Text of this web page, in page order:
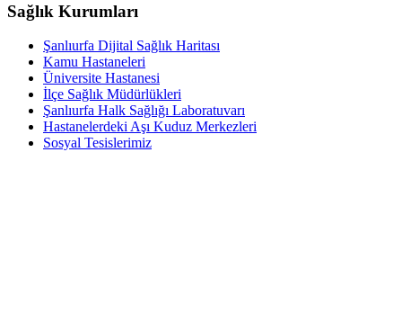
Sağlık Kurumları
Şanlıurfa Dijital Sağlık Haritası
Kamu Hastaneleri
Üniversite Hastanesi
İlçe Sağlık Müdürlükleri
Şanlıurfa Halk Sağlığı Laboratuvarı
Hastanelerdeki Aşı Kuduz Merkezleri
Sosyal Tesislerimiz